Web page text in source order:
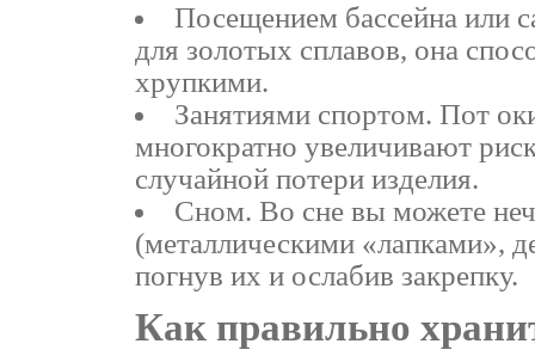
Посещением бассейна или
для золотых сплавов, она
хрупкими.
Занятиями спортом. Пот
многократно увеличивают
случайной потери изделия.
Сном. Во сне вы можете
(металлическими «лапками»,
погнув их и ослабив закрепку.
Как правильно